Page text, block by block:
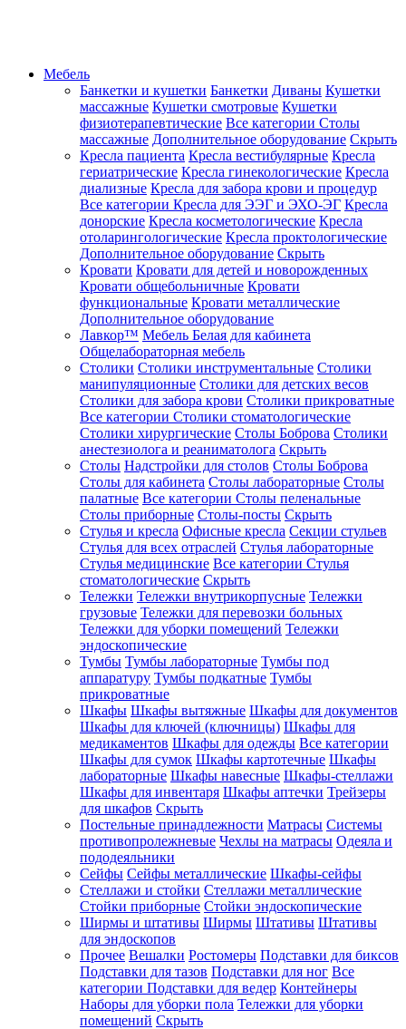
Мебель
Банкетки и кушетки Банкетки Диваны Кушетки
массажные Кушетки смотровые Кушетки
физиотерапевтические Все категории Столы
массажные Дополнительное оборудование Скрыть
Кресла пациента Кресла вестибулярные Кресла
гериатрические Кресла гинекологические Кресла
диализные Кресла для забора крови и процедур
Все категории Кресла для ЭЭГ и ЭХО-ЭГ Кресла
донорские Кресла косметологические Кресла
отоларингологические Кресла проктологические
Дополнительное оборудование Скрыть
Кровати Кровати для детей и новорожденных
Кровати общебольничные Кровати
функциональные Кровати металлические
Дополнительное оборудование
Лавкор™ Мебель Белая для кабинета
Общелабораторная мебель
Столики Столики инструментальные Столики
манипуляционные Столики для детских весов
Столики для забора крови Столики прикроватные
Все категории Столики стоматологические
Столики хирургические Столы Боброва Столики
анестезиолога и реаниматолога Скрыть
Столы Надстройки для столов Столы Боброва
Столы для кабинета Столы лабораторные Столы
палатные Все категории Столы пеленальные
Столы приборные Столы-посты Скрыть
Стулья и кресла Офисные кресла Секции стульев
Стулья для всех отраслей Стулья лабораторные
Стулья медицинские Все категории Стулья
стоматологические Скрыть
Тележки Тележки внутрикорпусные Тележки
грузовые Тележки для перевозки больных
Тележки для уборки помещений Тележки
эндоскопические
Тумбы Тумбы лабораторные Тумбы под
аппаратуру Тумбы подкатные Тумбы
прикроватные
Шкафы Шкафы вытяжные Шкафы для документов
Шкафы для ключей (ключницы) Шкафы для
медикаментов Шкафы для одежды Все категории
Шкафы для сумок Шкафы картотечные Шкафы
лабораторные Шкафы навесные Шкафы-стеллажи
Шкафы для инвентаря Шкафы аптечки Трейзеры
для шкафов Скрыть
Постельные принадлежности Матрасы Системы
противопролежневые Чехлы на матрасы Одеяла и
пододеяльники
Сейфы Сейфы металлические Шкафы-сейфы
Стеллажи и стойки Стеллажи металлические
Стойки приборные Стойки эндоскопические
Ширмы и штативы Ширмы Штативы Штативы
для эндоскопов
Прочее Вешалки Ростомеры Подставки для биксов
Подставки для тазов Подставки для ног Все
категории Подставки для ведер Контейнеры
Наборы для уборки пола Тележки для уборки
помещений Скрыть